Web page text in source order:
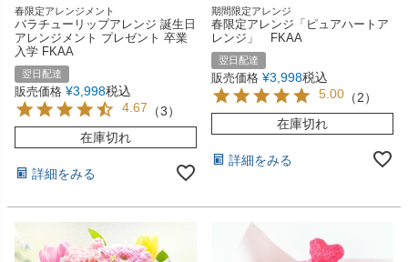
春限定アレンジメント
バラチューリップアレンジ 誕生日
アレンジメント プレゼント 卒業
入学 FKAA
翌日配達
販売価格 ¥3,998税込
4.67 （3）
在庫切れ
詳細をみる
期間限定アレンジ
春限定アレンジ「ピュアハートア
レンジ」 FKAA
翌日配達
販売価格 ¥3,998税込
5.00 （2）
在庫切れ
詳細をみる